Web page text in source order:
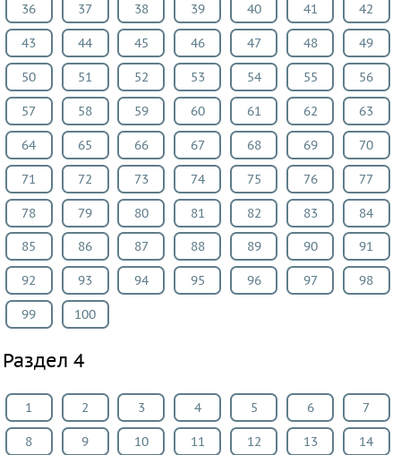
36 37 38 39 40 41 42
43 44 45 46 47 48 49
50 51 52 53 54 55 56
57 58 59 60 61 62 63
64 65 66 67 68 69 70
71 72 73 74 75 76 77
78 79 80 81 82 83 84
85 86 87 88 89 90 91
92 93 94 95 96 97 98
99 100
Раздел 4
1 2 3 4 5 6 7
8 9 10 11 12 13 14